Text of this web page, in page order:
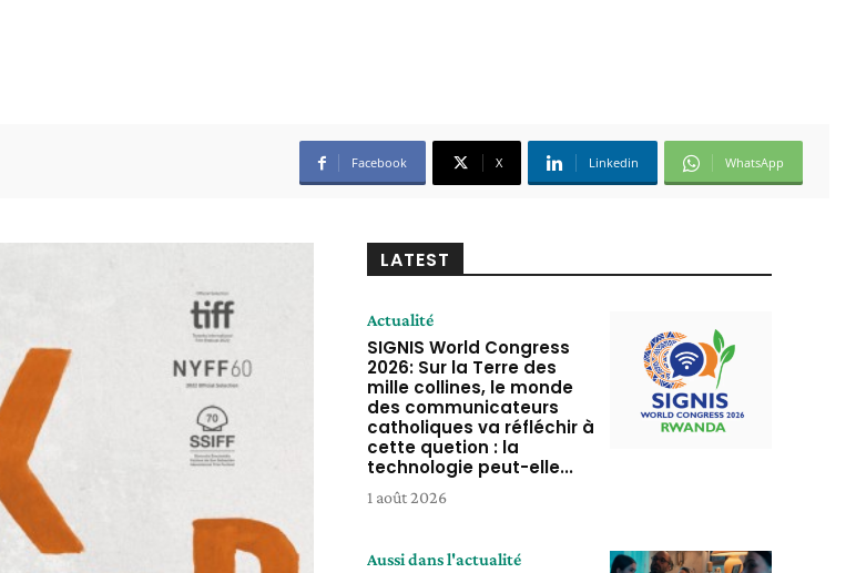
Facebook X Linkedin WhatsApp
LATEST
Actualité
SIGNIS World Congress
2026: Sur la Terre des
mille collines, le monde
des communicateurs
catholiques va réfléchir à
cette quetion : la
technologie peut-elle...
1 août 2026
Aussi dans l'actualité